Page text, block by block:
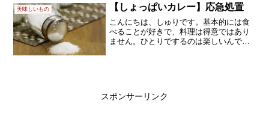
りませんね、唇がぴりぴ...
美味しいもの 【しょっぱいカレー】応急処置
こんにちは、しゅりです。基本的には食
べることが好きで、料理は得意ではあり
ません。ひとりでするのは楽しいんです
スポンサーリンク